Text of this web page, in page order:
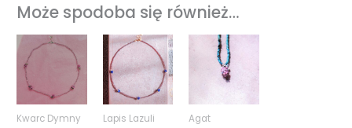
Może spodoba się również…
Kwarc Dymny
cen:
209,00 zł
do
319,00 zł
Lapis Lazuli
Zakres
cen:
od
209,00 zł
do
319,00 zł
Agat
239,00 zł